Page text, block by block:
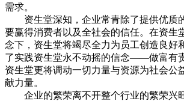
需求。
资生堂深知，企业常青除了提供优质
要赢得消费者以及全社会的信任。在资生
念下，资生堂将竭尽全力为员工创造良好
了实践资生堂永不动摇的信念——做富有
资生堂更将调动一切力量与资源为社会公
献力量。
企业的繁荣离不开整个行业的繁荣兴